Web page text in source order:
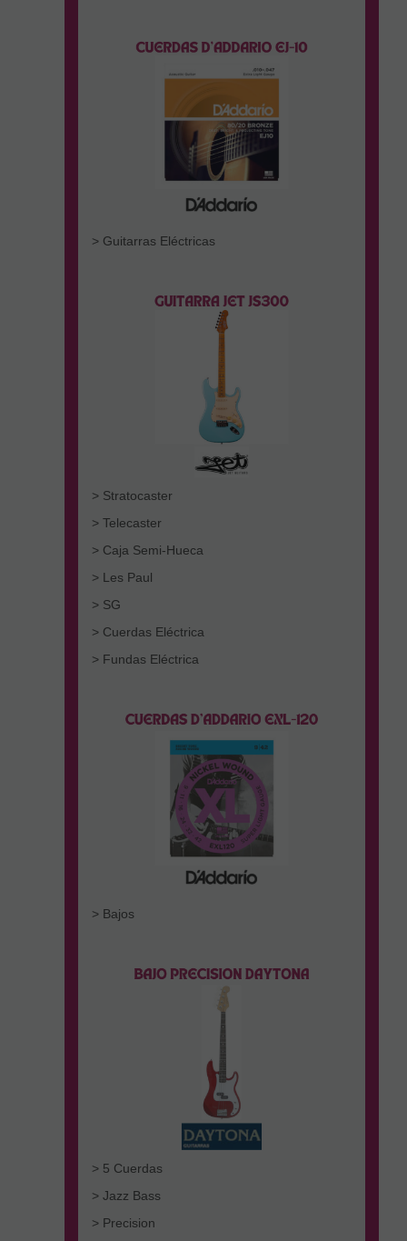
> Guitarras Eléctricas
> Stratocaster
> Telecaster
> Caja Semi-Hueca
> Les Paul
> SG
> Cuerdas Eléctrica
> Fundas Eléctrica
> Bajos
> 5 Cuerdas
> Jazz Bass
> Precision